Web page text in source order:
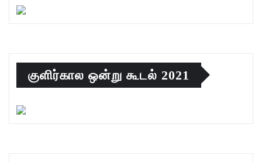
குளிர்கால ஒன்று கூடல் 2021